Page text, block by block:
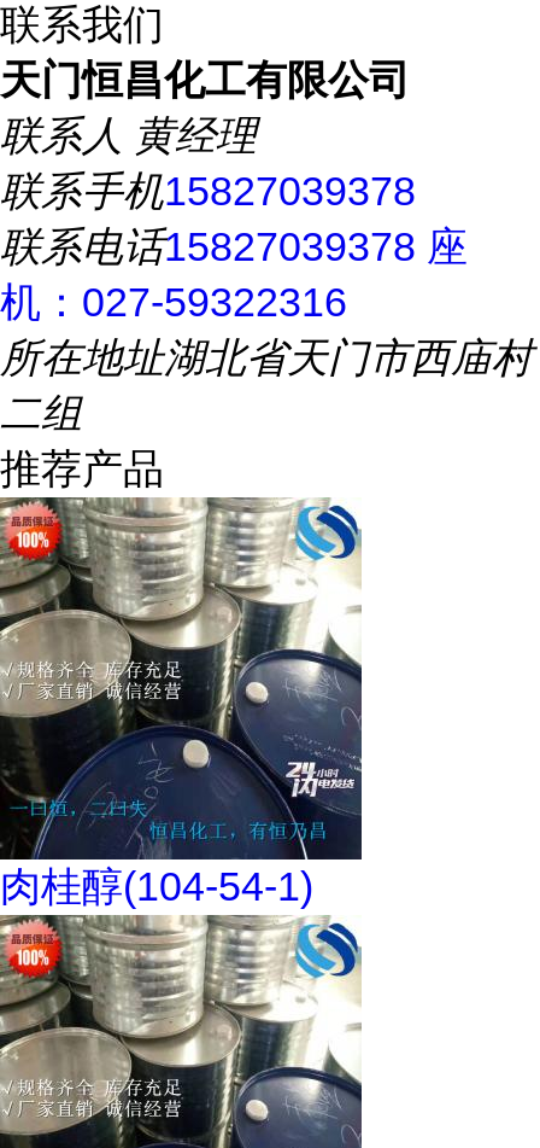
联系我们
天门恒昌化工有限公司
联系人 黄经理
联系手机15827039378
联系电话15827039378 座
机：027-59322316
所在地址湖北省天门市西庙村
二组
推荐产品
肉桂醇(104-54-1)